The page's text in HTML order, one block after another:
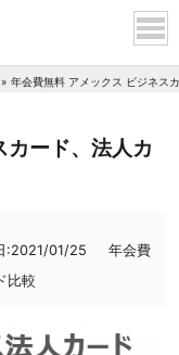
» 年会費無料 アメックス ビジネス
カード、法人カ
:2021/01/25
年会費
比較